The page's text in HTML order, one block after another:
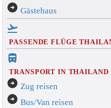
arrow_circle_right Gästehaus
flight_takeoff
PASSENDE FLÜGE
directions_bus_filled
TRANSPORT IN THAILAND
arrow_circle_right Zug reisen
arrow_circle_right Bus/Van reisen